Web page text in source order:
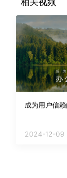
成为用户信
2024-12-09